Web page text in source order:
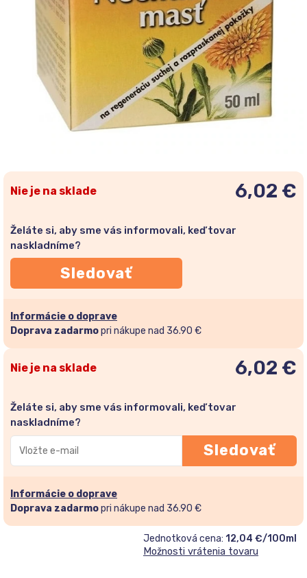
Nie je na sklade 6,02 €
Želáte si, aby sme vás informovali, keď tovar
naskladníme?
Sledovať
Informácie o doprave
Doprava zadarmopri nákupe nad 36.90 €
Nie je na sklade 6,02 €
Želáte si, aby sme vás informovali, keď tovar
naskladníme?
mailovú
adresu
a
Sledovať
Informácie o doprave
Doprava zadarmopri nákupe nad 36.90 €
Jednotková cena: 12,04 €/100ml
Možnosti vrátenia tovaru